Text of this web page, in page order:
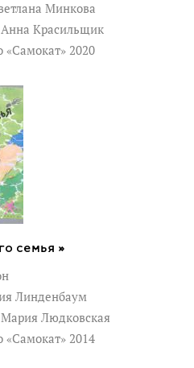
Минкова
Анна Красильщик
«Самокат» 2020
семья »
Линденбаум
Мария Людковская
«Самокат» 2014